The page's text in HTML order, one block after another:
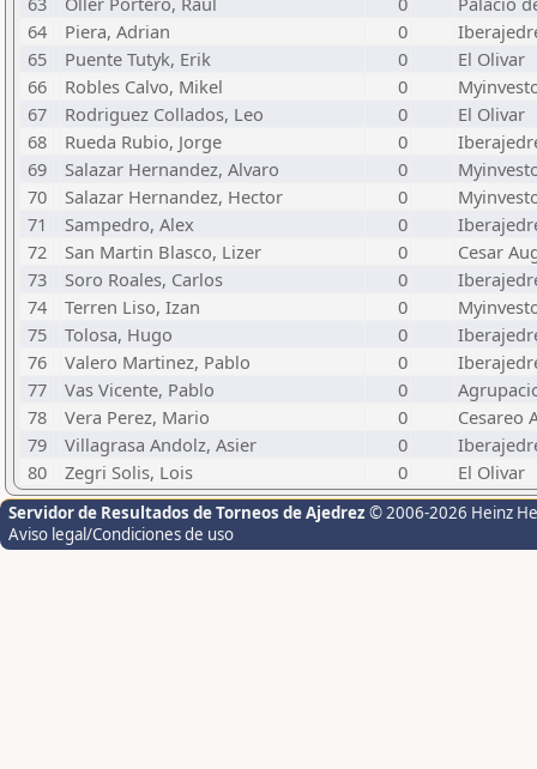
64
Piera, Adrian 0
65
Puente Tutyk, Erik 0
El Olivar
66
Robles Calvo, Mikel 0
67
Rodriguez Collados, Leo 0
El Olivar
68
Rueda Rubio, Jorge 0
69
Salazar Hernandez, Alvaro 0
70
Salazar Hernandez, Hector 0
71
Sampedro, Alex 0
72
San Martin Blasco, Lizer 0
Cesar
73
Soro Roales, Carlos 0
74
Terren Liso, Izan 0
75
Tolosa, Hugo 0
76
Valero Martinez, Pablo 0
77
Vas Vicente, Pablo 0
78
Vera Perez, Mario 0
Cesareo
79
Villagrasa Andolz, Asier 0
80
Zegri Solis, Lois 0 El Olivar
Servidor de Resultados de Torneos de Ajedrez © 2006-2026 Heinz
Aviso legal/Condiciones de uso